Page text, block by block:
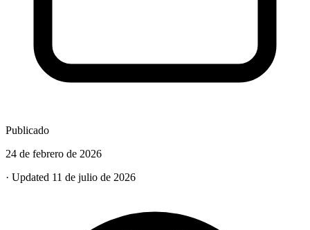
Publicado
24 de febrero de 2026
· Updated 11 de julio de 2026